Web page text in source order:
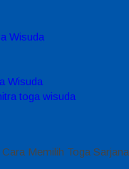
Wisuda
Wisuda
toga wisuda
Cara Memilih Toga Sarjana